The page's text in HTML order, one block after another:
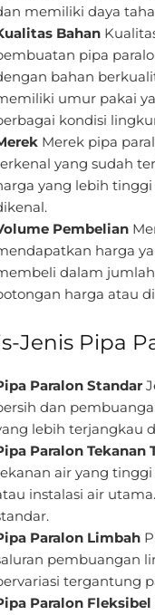
memiliki daya
Bahan
pipa
bahan
umur pakai
kondisi
Merek pipa
yang sudah
yang lebih
Pembelian
harga
dalam jumlah
harga atau
Jenis Pipa
Paralon Standar
dan
lebih terjangkau
Paralon Tekanan
air yang
instalasi air
Paralon Limbah
pembuangan
tergantung
Paralon Fleksibel